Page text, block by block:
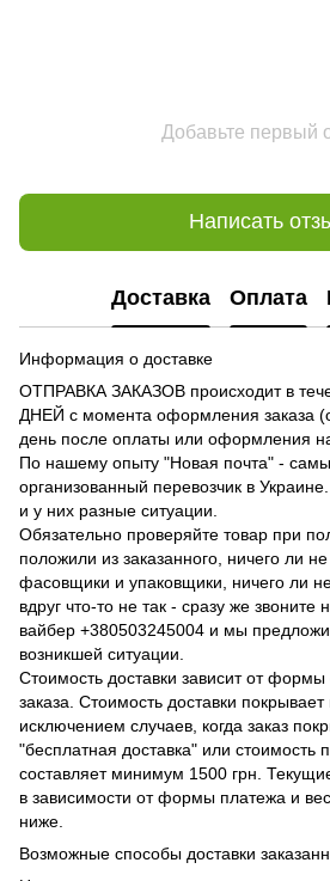
Добавьте первый
Написать
Доставка Оплата
Информация о доставке
ОТПРАВКА ЗАКАЗОВ происходит в
ДНЕЙ с момента оформления заказа
день после оплаты или оформления
По нашему опыту "Новая почта" -
организованный перевозчик в
и у них разные ситуации.
Обязательно проверяйте товар при
положили из заказанного, ничего ли
фасовщики и упаковщики, ничего ли
вдруг что-то не так - сразу же
вайбер +380503245004 и мы
возникшей ситуации.
Стоимость доставки зависит от
заказа. Стоимость доставки покрывает
исключением случаев, когда заказ
"бесплатная доставка" или стоимость
составляет минимум 1500 грн.
в зависимости от формы платежа и
ниже.
Возможные способы доставки